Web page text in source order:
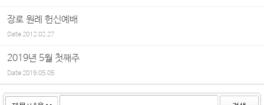
장로 원례 헌신예배
Date2012.02.27
2019년 5월 첫째주
Date2019.05.05